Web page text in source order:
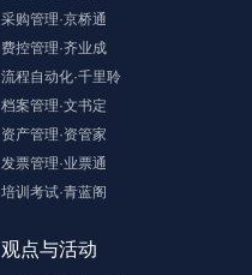
采购管理·京桥通
费控管理·齐业成
流程自动化·千里聆
档案管理·文书定
资产管理·资管家
发票管理·业票通
培训考试·青蓝阁
观点与活动